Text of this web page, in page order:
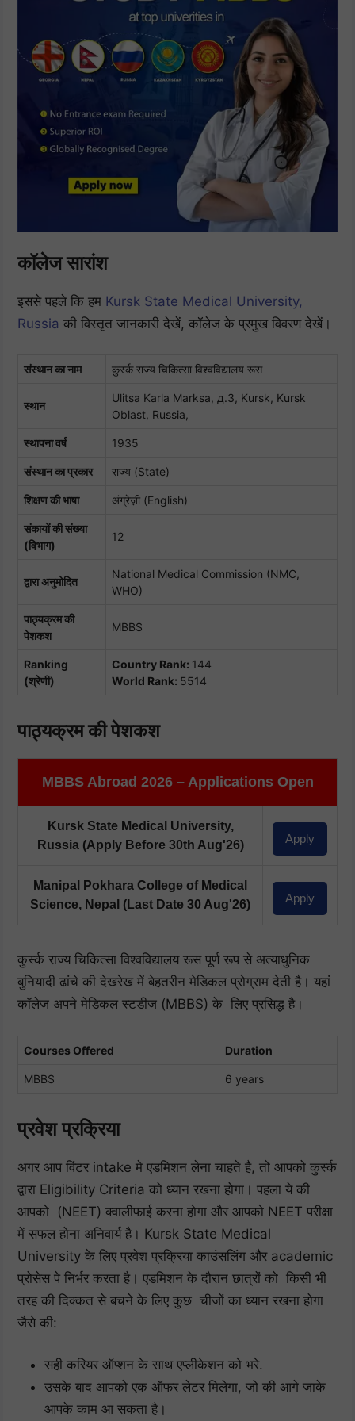
कॉलेज सारांश
इससे पहले कि हम Kursk State Medical University,
Russia की विस्तृत जानकारी देखें, कॉलेज के प्रमुख विवरण देखें।
संस्थान का नाम कुर्स्क राज्य चिकित्सा विश्वविद्यालय रूस
स्थान
Ulitsa Karla Marksa, д.3, Kursk, Kursk
Oblast, Russia,
स्थापना वर्ष 1935
संस्थान का प्रकार राज्य (State)
शिक्षण की भाषा अंग्रेज़ी (English)
संकायों की संख्या
(विभाग)
12
द्वारा अनुमोदित
National Medical Commission (NMC,
WHO)
पाठ्यक्रम की
पेशकश
MBBS
Ranking
(श्रेणी)
Country Rank: 144
World Rank: 5514
पाठ्यक्रम की पेशकश
MBBS Abroad 2026 – Applications Open
Kursk State Medical University,
Russia (Apply Before 30th Aug'26) Apply
Manipal Pokhara College of Medical
Science, Nepal (Last Date 30 Aug'26) Apply
कुर्स्क राज्य चिकित्सा विश्वविद्यालय रूस पूर्ण रूप से अत्याधुनिक
बुनियादी ढांचे की देखरेख में बेहतरीन मेडिकल प्रोग्राम देती है। यहां
कॉलेज अपने मेडिकल स्टडीज (MBBS) के लिए प्रसिद्ध है।
Courses Offered Duration
MBBS 6 years
प्रवेश प्रक्रिया
अगर आप विंटर intake मे एडमिशन लेना चाहते है, तो आपको कुर्स्क
द्वारा Eligibility Criteria को ध्यान रखना होगा। पहला ये की
आपको (NEET) क्वालीफाई करना होगा और आपको NEET परीक्षा
में सफल होना अनिवार्य है। Kursk State Medical
University के लिए प्रवेश प्रक्रिया काउंसलिंग और academic
प्रोसेस पे निर्भर करता है। एडमिशन के दौरान छात्रों को किसी भी
तरह की दिक्कत से बचने के लिए कुछ चीजों का ध्यान रखना होगा
जैसे की:
सही करियर ऑप्शन के साथ एप्लीकेशन को भरे.
उसके बाद आपको एक ऑफर लेटर मिलेगा, जो की आगे जाके
आपके काम आ सकता है।